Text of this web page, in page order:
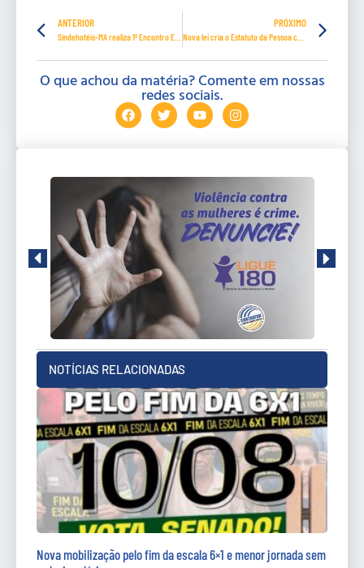
ANTERIOR PRÓXIMO
Nova lei cria o Estatuto da Pessoa com Câncer
O que achou da matéria? Comente em nossas
redes sociais.
NOTÍCIAS RELACIONADAS
Nova mobilização pelo fim da escala 6×1 e menor jornada sem